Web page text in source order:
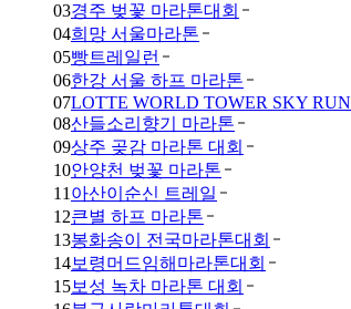
03경주 벚꽃 마라톤대회
04희망 서울마라톤
05빵트레일런
06한강 서울 하프 마라톤
07LOTTE WORLD TOWER SKY RUN
08산들소리향기 마라톤
09상주 곶감 마라톤 대회
10안양천 벚꽃 마라톤
11 아산이순신 트레일
12큰별 하프 마라톤
13봉화송이 전국마라톤대회
14보령머드임해마라톤대회
15보성 녹차 마라톤 대회